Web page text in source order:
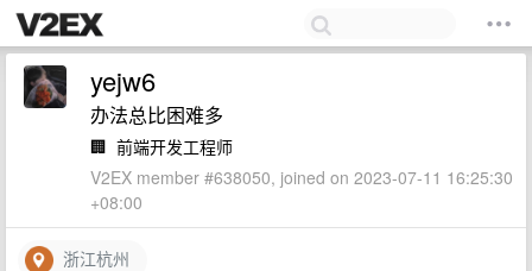
yejw6
办法总比困难多
🏢 前端开发工程师
V2EX member #638050, joined on 2023-07-11 16:25:30
+08:00
浙江杭州